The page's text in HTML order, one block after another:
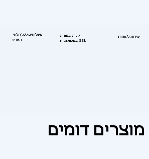
משלוחים לכל חלקי
הארץ
קנייה בטוחה
בטכנולוגיית SSL
שירות לקוחות
מוצרים דומים